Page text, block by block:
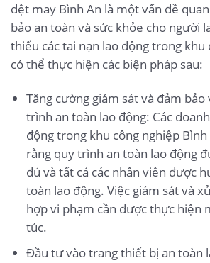
dệt may Bình An là một vấn đề
bảo an toàn và sức khỏe cho người
thiểu các tai nạn lao động trong khu
có thể thực hiện các biện pháp sau:
Tăng cường giám sát và đảm
trình an toàn lao động: Các
động trong khu công nghiệp
rằng quy trình an toàn lao động
đủ và tất cả các nhân viên được
toàn lao động. Việc giám sát và
hợp vi phạm cần được thực hiện
túc.
Đầu tư vào trang thiết bị an toàn